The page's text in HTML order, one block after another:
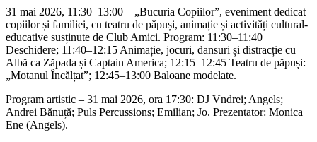
31 mai 2026, 11:30–13:00 – „Bucuria Copiilor”, eveniment dedicat
copiilor și familiei, cu teatru de păpuși, animație și activități cultural-
educative susținute de Club Amici. Program: 11:30–11:40
Deschidere; 11:40–12:15 Animație, jocuri, dansuri și distracție cu
Albă ca Zăpada și Captain America; 12:15–12:45 Teatru de păpuși:
„Motanul Încălțat”; 12:45–13:00 Baloane modelate.
Program artistic – 31 mai 2026, ora 17:30: DJ Vndrei; Angels;
Andrei Bănuță; Puls Percussions; Emilian; Jo. Prezentator: Monica
Ene (Angels).